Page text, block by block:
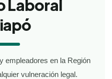
Laboral
empleadores en la Región
vulneración legal.